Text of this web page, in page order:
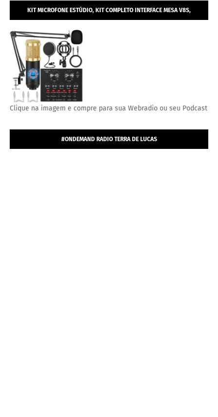
KIT MICROFONE ESTÚDIO, KIT COMPLETO INTERFACE MESA V8S,
MICROFONE ESTÚDIO PROFISSIONAL CONDENSADOR.
Clique na imagem e compre para sua Webradio ou seu Podcast
#ONDEMAND RADIO TERRA DE LUCAS